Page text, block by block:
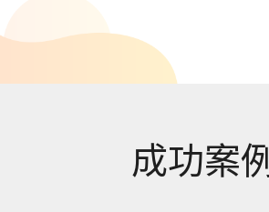
來貸款啊，真的蠻簡單的，而
且額度會高啊，利率又會低。
關注我啊~幫你解惑所有職業
成功案例